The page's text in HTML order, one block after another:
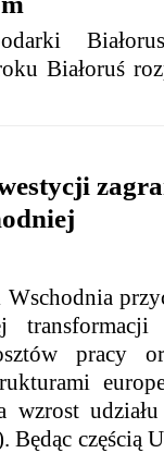
Białoruś
pracy
wzrost
Będąc częścią